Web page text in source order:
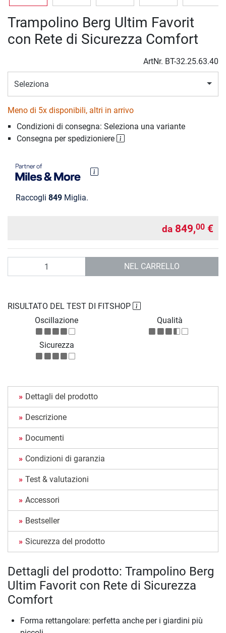
Trampolino Berg Ultim Favorit
con Rete di Sicurezza Comfort
ArtNr. BT-32.25.63.40
Seleziona
Meno di 5x disponibili, altri in arrivo
Condizioni di consegna: Seleziona una variante
Consegna per spedizioniere
Raccogli 849 Miglia.
da 849,00 €
NEL CARRELLO
RISULTATO DEL TEST DI FITSHOP
Oscillazione
Qualità
Sicurezza
Dettagli del prodotto
Descrizione
Documenti
Condizioni di garanzia
Test & valutazioni
Accessori
Bestseller
Sicurezza del prodotto
Dettagli del prodotto: Trampolino Berg
Ultim Favorit con Rete di Sicurezza
Comfort
Forma rettangolare: perfetta anche per i giardini più